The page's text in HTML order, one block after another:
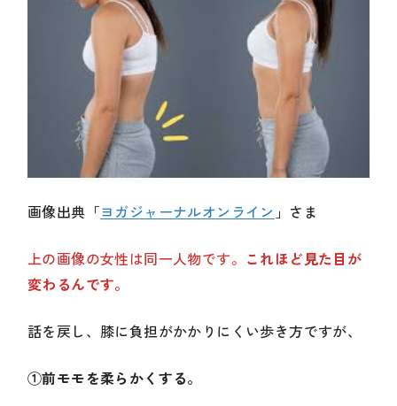
画像出典「ヨガジャーナルオンライン 」さま
上の画像の女性は同一人物です。 これほど見た目が
変わるんです。
話を戻し、膝に負担がかかりにくい歩き方ですが、
①前モモを柔らかくする。